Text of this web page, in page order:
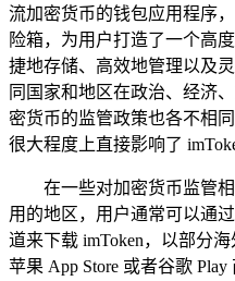
流加密货币的钱包应用程序
险箱，为用户打造了一个高
捷地存储、高效地管理以及
同国家和地区在政治、经济
密货币的监管政策也各不相
很大程度上直接影响了
在一些对加密货币监管
用的地区，用户通常可以通
道来下载 imToken，以部分
苹果 App Store 或者谷歌